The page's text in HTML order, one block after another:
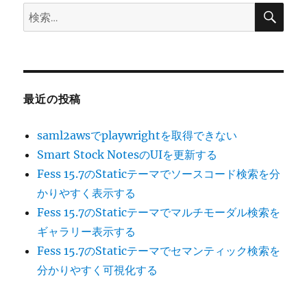
検
索:
検
最近の投稿
saml2awsでplaywrightを取得できない
Smart Stock NotesのUIを更新する
Fess 15.7のStaticテーマでソースコード検索を分
かりやすく表示する
Fess 15.7のStaticテーマでマルチモーダル検索を
ギャラリー表示する
Fess 15.7のStaticテーマでセマンティック検索を
分かりやすく可視化する